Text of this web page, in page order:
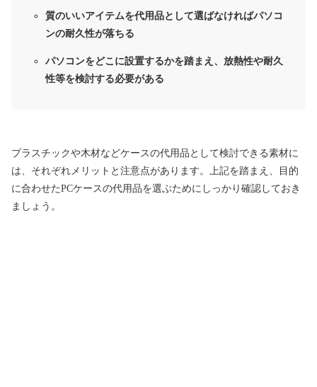
質のいいアイテムを代用品として選ばなければパソコ
ンの耐久性が落ちる
パソコンをどこに設置するかを踏まえ、放熱性や耐久
性等を検討する必要がある
プラスチックや木材などケースの代用品として検討できる素材に
は、それぞれメリットと注意点があります。上記を踏まえ、目的
に合わせたPCケースの代用品を選ぶためにしっかり確認しておき
ましょう。